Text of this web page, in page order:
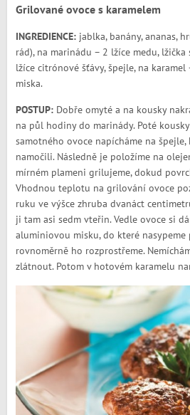
Grilované ovoce s karamelem
INGREDIENCE:jablka, banány, ananas,
rád), na marinádu – 2 lžíce medu,
lžíce citrónové šťávy, špejle, na
miska.
POSTUP:Dobře omyté a na kousky
na půl hodiny do marinády. Poté
samotného ovoce napícháme na
namočili. Následně je položíme na
mírném plameni grilujeme, dokud
Vhodnou teplotu na grilování ovoce
ruku ve výšce zhruba dvanáct
ji tam asi sedm vteřin. Vedle ovoce si
aluminiovou misku, do které nasypeme
rovnoměrně ho rozprostřeme.
zlátnout. Potom v hotovém karamelu